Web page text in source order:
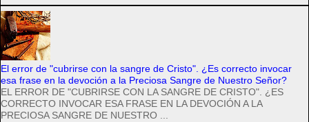
El error de "cubrirse con la sangre de Cristo". ¿Es correcto invocar
esa frase en la devoción a la Preciosa Sangre de Nuestro Señor?
EL ERROR DE "CUBRIRSE CON LA SANGRE DE CRISTO". ¿ES
CORRECTO INVOCAR ESA FRASE EN LA DEVOCIÓN A LA
PRECIOSA SANGRE DE NUESTRO ...